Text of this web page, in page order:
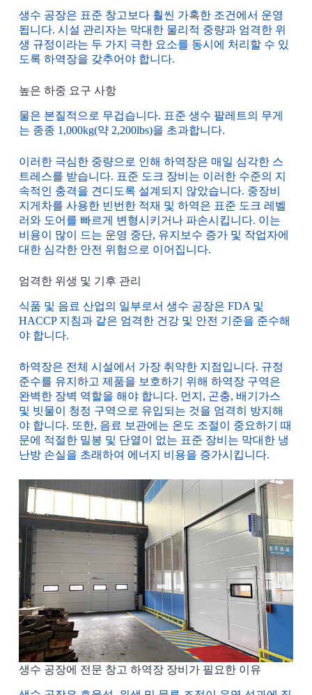
생수 공장은 표준 창고보다 훨씬 가혹한 조건에서 운영
됩니다. 시설 관리자는 막대한 물리적 중량과 엄격한 위
생 규정이라는 두 가지 극한 요소를 동시에 처리할 수 있
도록 하역장을 갖추어야 합니다.
높은 하중 요구 사항
물은 본질적으로 무겁습니다. 표준 생수 팔레트의 무게
는 종종 1,000kg(약 2,200lbs)을 초과합니다.
이러한 극심한 중량으로 인해 하역장은 매일 심각한 스
트레스를 받습니다. 표준 도크 장비는 이러한 수준의 지
속적인 충격을 견디도록 설계되지 않았습니다. 중장비
지게차를 사용한 빈번한 적재 및 하역은 표준 도크 레벨
러와 도어를 빠르게 변형시키거나 파손시킵니다. 이는
비용이 많이 드는 운영 중단, 유지보수 증가 및 작업자에
대한 심각한 안전 위험으로 이어집니다.
엄격한 위생 및 기후 관리
식품 및 음료 산업의 일부로서 생수 공장은 FDA 및
HACCP 지침과 같은 엄격한 건강 및 안전 기준을 준수해
야 합니다.
하역장은 전체 시설에서 가장 취약한 지점입니다. 규정
준수를 유지하고 제품을 보호하기 위해 하역장 구역은
완벽한 장벽 역할을 해야 합니다. 먼지, 곤충, 배기가스
및 빗물이 청정 구역으로 유입되는 것을 엄격히 방지해
야 합니다. 또한, 음료 보관에는 온도 조절이 중요하기 때
문에 적절한 밀봉 및 단열이 없는 표준 장비는 막대한 냉
난방 손실을 초래하여 에너지 비용을 증가시킵니다.
생수 공장에 전문 창고 하역장 장비가 필요한 이유